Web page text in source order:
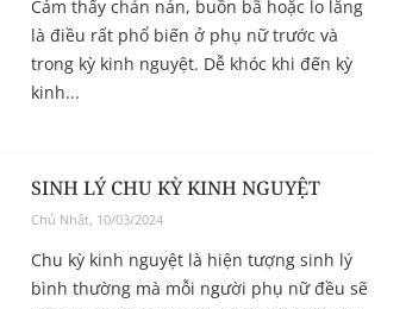
Cảm thấy chán nản, buồn bã hoặc lo lắng
là điều rất phổ biến ở phụ nữ trước và
trong kỳ kinh nguyệt. Dễ khóc khi đến kỳ
kinh...
SINH LÝ CHU KỲ KINH NGUYỆT
Chủ Nhật, 10/03/2024
Chu kỳ kinh nguyệt là hiện tượng sinh lý
bình thường mà mỗi người phụ nữ đều sẽ